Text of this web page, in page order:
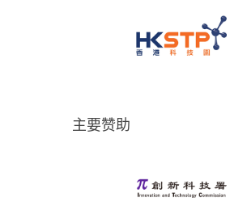
主要赞助